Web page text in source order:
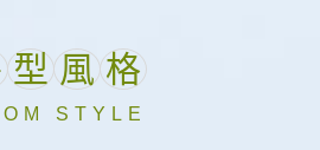
型 風 格
STYLE